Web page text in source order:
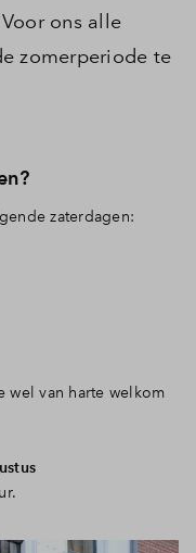
ons alle
zomerperiode te
zaterdagen:
wel van harte welkom